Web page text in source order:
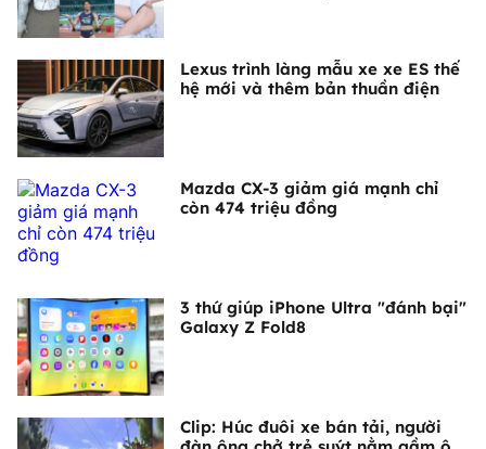
Lexus trình làng mẫu xe xe ES thế
hệ mới và thêm bản thuần điện
Mazda CX-3 giảm giá mạnh chỉ
còn 474 triệu đồng
3 thứ giúp iPhone Ultra "đánh bại"
Galaxy Z Fold8
Clip: Húc đuôi xe bán tải, người